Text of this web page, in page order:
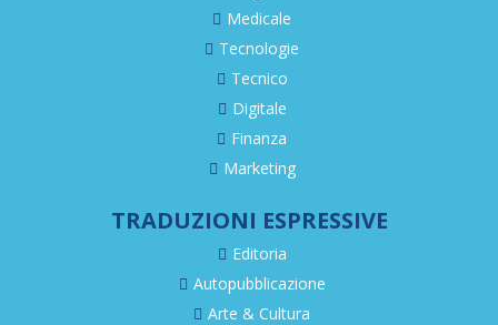
Medicale
Tecnologie
Tecnico
Digitale
Finanza
Marketing
TRADUZIONI ESPRESSIVE
Editoria
Autopubblicazione
Arte & Cultura